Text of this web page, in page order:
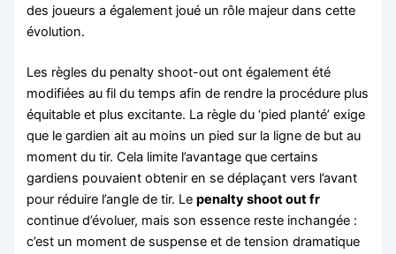
des joueurs a également joué un rôle majeur dans cette
évolution.
Les règles du penalty shoot-out ont également été
modifiées au fil du temps afin de rendre la procédure plus
équitable et plus excitante. La règle du ‘pied planté’ exige
que le gardien ait au moins un pied sur la ligne de but au
moment du tir. Cela limite l’avantage que certains
gardiens pouvaient obtenir en se déplaçant vers l’avant
pour réduire l’angle de tir. Lepenalty shoot out fr
continue d’évoluer, mais son essence reste inchangée :
c’est un moment de suspense et de tension dramatique